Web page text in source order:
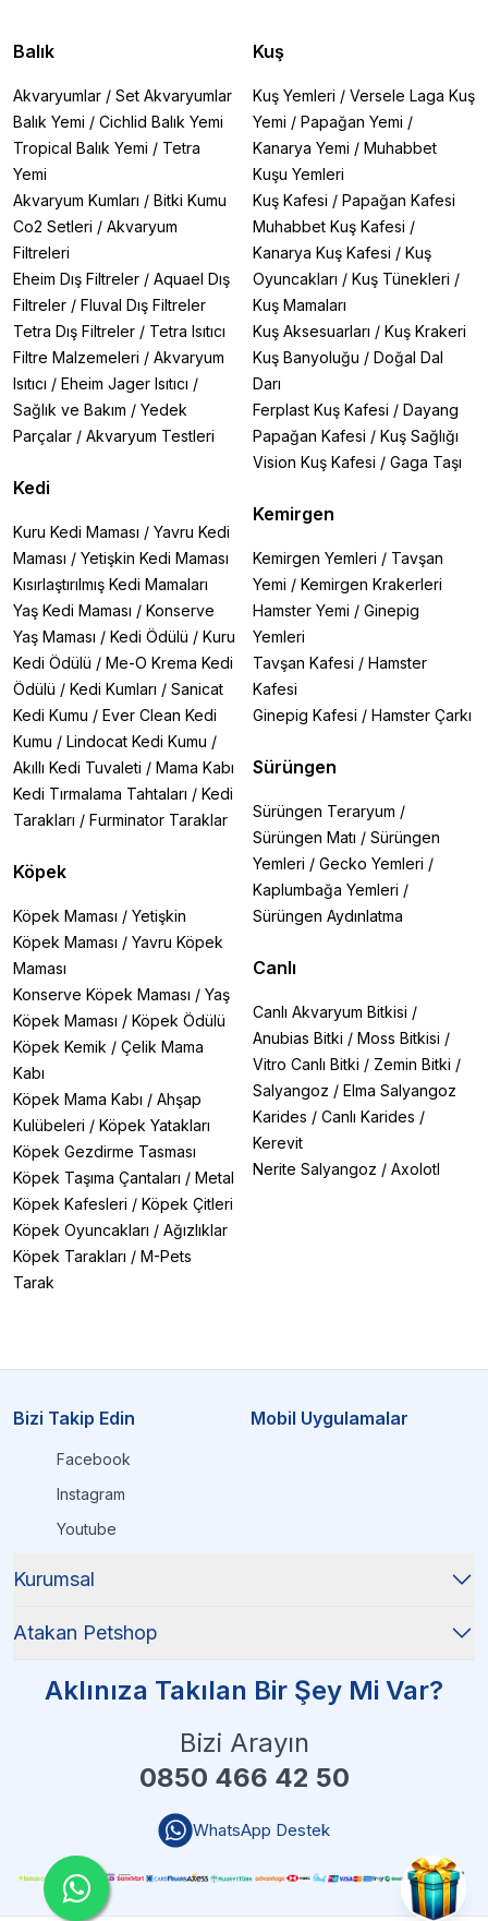
Balık
Akvaryumlar / Set Akvaryumlar
Balık Yemi / Cichlid Balık Yemi
Tropical Balık Yemi / Tetra
Yemi
Akvaryum Kumları / Bitki Kumu
Co2 Setleri / Akvaryum
Filtreleri
Eheim Dış Filtreler / Aquael Dış
Filtreler / Fluval Dış Filtreler
Tetra Dış Filtreler / Tetra Isıtıcı
Filtre Malzemeleri / Akvaryum
Isıtıcı / Eheim Jager Isıtıcı /
Sağlık ve Bakım / Yedek
Parçalar / Akvaryum Testleri
Kedi
Kuru Kedi Maması / Yavru Kedi
Maması / Yetişkin Kedi Maması
Kısırlaştırılmış Kedi Mamaları
Yaş Kedi Maması / Konserve
Yaş Maması / Kedi Ödülü / Kuru
Kedi Ödülü / Me-O Krema Kedi
Ödülü / Kedi Kumları / Sanicat
Kedi Kumu / Ever Clean Kedi
Kumu / Lindocat Kedi Kumu /
Akıllı Kedi Tuvaleti / Mama Kabı
Kedi Tırmalama Tahtaları / Kedi
Tarakları / Furminator Taraklar
Köpek
Köpek Maması / Yetişkin
Köpek Maması / Yavru Köpek
Maması
Konserve Köpek Maması / Yaş
Köpek Maması / Köpek Ödülü
Köpek Kemik / Çelik Mama
Kabı
Köpek Mama Kabı / Ahşap
Kulübeleri / Köpek Yatakları
Köpek Gezdirme Tasması
Köpek Taşıma Çantaları / Metal
Köpek Kafesleri / Köpek Çitleri
Köpek Oyuncakları / Ağızlıklar
Köpek Tarakları / M-Pets
Tarak
Kuş
Kuş Yemleri / Versele Laga Kuş
Yemi / Papağan Yemi /
Kanarya Yemi / Muhabbet
Kuşu Yemleri
Kuş Kafesi / Papağan Kafesi
Muhabbet Kuş Kafesi /
Kanarya Kuş Kafesi / Kuş
Oyuncakları / Kuş Tünekleri /
Kuş Mamaları
Kuş Aksesuarları / Kuş Krakeri
Kuş Banyoluğu / Doğal Dal
Darı
Ferplast Kuş Kafesi / Dayang
Papağan Kafesi / Kuş Sağlığı
Vision Kuş Kafesi / Gaga Taşı
Kemirgen
Kemirgen Yemleri / Tavşan
Yemi / Kemirgen Krakerleri
Hamster Yemi / Ginepig
Yemleri
Tavşan Kafesi / Hamster
Kafesi
Ginepig Kafesi / Hamster Çarkı
Sürüngen
Sürüngen Teraryum /
Sürüngen Matı / Sürüngen
Yemleri / Gecko Yemleri /
Kaplumbağa Yemleri /
Sürüngen Aydınlatma
Canlı
Canlı Akvaryum Bitkisi /
Anubias Bitki / Moss Bitkisi /
Vitro Canlı Bitki / Zemin Bitki /
Salyangoz / Elma Salyangoz
Karides / Canlı Karides /
Kerevit
Nerite Salyangoz / Axolotl
Bizi Takip Edin
Facebook
Instagram
Youtube
Mobil Uygulamalar
Kurumsal
Atakan Petshop
Aklınıza Takılan Bir Şey Mi Var?
Bizi Arayın
0850 466 42 50
WhatsApp Destek